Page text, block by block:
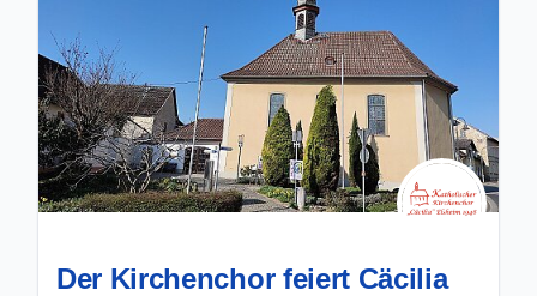
Der Kirchenchor feiert Cäcilia